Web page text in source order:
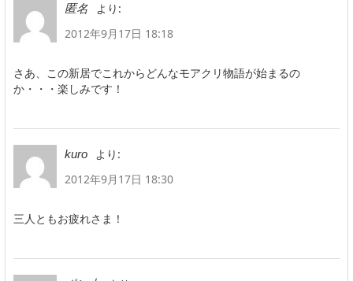
匿名
より:
2012年9月17日 18:18
さあ、この新居でこれからどんなモアクリ物語が始まるの
か・・・楽しみです！
kuro
より:
2012年9月17日 18:30
三人ともお疲れさま！